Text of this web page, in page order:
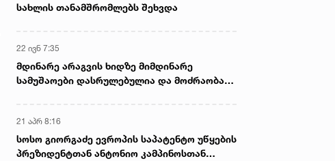
სახლის თანამშრომლებს შეხვდა
22 ივნ 7:35
მდინარე არაგვის ხიდზე მიმდინარე
სამუშაოები დასრულებულია და მოძრაობა
21 აპრ 8:16
სოსო გიორგაძე ევროპის საპატენტო უწყების
პრეზიდენტთან ანტონიო კამპინოსთან